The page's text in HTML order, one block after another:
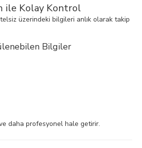
ile Kolay Kontrol
üzerindeki bilgileri anlık olarak takip
Bilgiler
daha profesyonel hale getirir.